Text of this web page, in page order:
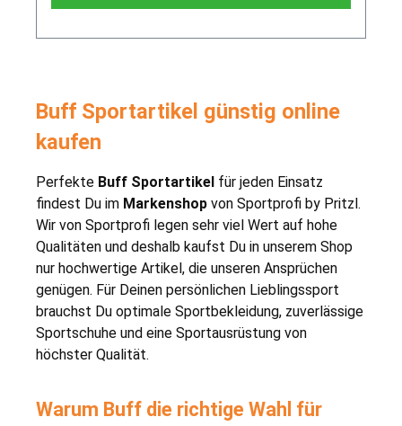
Buff Sportartikel günstig online
kaufen
Perfekte Buff Sportartikel für jeden Einsatz
findest Du im Markenshop von Sportprofi by Pritzl.
Wir von Sportprofi legen sehr viel Wert auf hohe
Qualitäten und deshalb kaufst Du in unserem Shop
nur hochwertige Artikel, die unseren Ansprüchen
genügen. Für Deinen persönlichen Lieblingssport
brauchst Du optimale Sportbekleidung, zuverlässige
Sportschuhe und eine Sportausrüstung von
höchster Qualität.
Warum Buff die richtige Wahl für